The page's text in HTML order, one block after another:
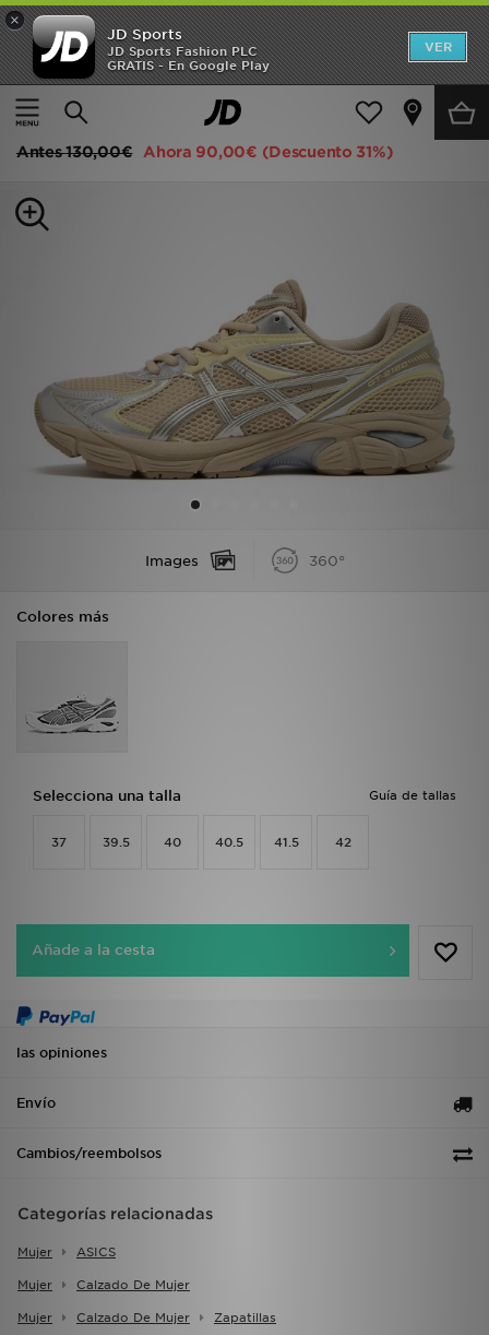
×
JD Sports
JD Sports Fashion PLC
GRATIS - En Google Play
VER
Página principal
Mujer Calzado de mujer Zapatillas
ASICS GT-2160 para mujer
Antes130,00€ Ahora 90,00€ (Descuento 31%)
Images 360°
Colores más
Guía de tallas
Selecciona una talla
37 39.5 40 40.5 41.5 42
Añade a la cesta
las opiniones
Envío
Cambios/reembolsos
Categorías relacionadas
Mujer ASICS
Mujer Calzado De Mujer
Mujer Calzado De Mujer Zapatillas
Hombre
Mujer
Estilo
JD Fútbol
Ofertas